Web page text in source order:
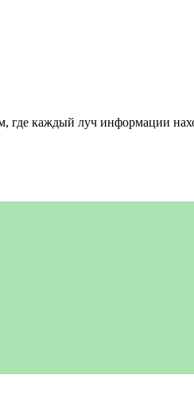
каждый луч информации